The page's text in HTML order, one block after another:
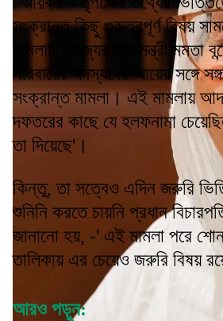
সংক্রান্ত কিছু গুরুত্বপূর্ণ বিষয়
মামলাটি রাজ্যের মুখ্যমন্ত্রী মমতা
পরিবারের সদস্যদের আয়ের সঙ্গে
সংক্রান্ত মামলা। এই মামলায়
দফতরের কাছে যে হলফনামা
তা দিয়েছে'।
কিন্তু, তা সত্বেও এদিন জরুরি
শুনিনি করতে চায়নি প্রধান
জানানো হয়, -' এই মামলা পরে
তালিকায় এর চেয়েও জরুরি বিষয়
আরও পড়ুন: